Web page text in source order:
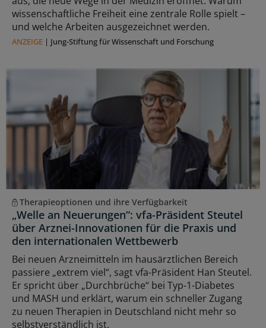
wissenschaftliche Freiheit eine zentrale Rolle spielt –
und welche Arbeiten ausgezeichnet werden.
ANZEIGE | Jung-Stiftung für Wissenschaft und Forschung
Therapieoptionen und ihre Verfügbarkeit
„Welle an Neuerungen“: vfa-Präsident Steutel
über Arznei-Innovationen für die Praxis und
den internationalen Wettbewerb
Bei neuen Arzneimitteln im hausärztlichen Bereich
passiere „extrem viel“, sagt vfa-Präsident Han Steutel.
Er spricht über „Durchbrüche“ bei Typ-1-Diabetes
und MASH und erklärt, warum ein schneller Zugang
zu neuen Therapien in Deutschland nicht mehr so
selbstverständlich ist.